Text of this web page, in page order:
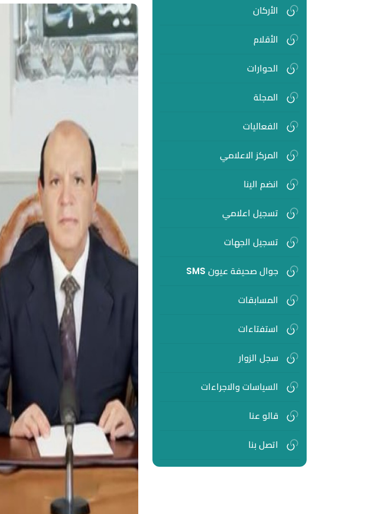
الأركان
الأقلام
الحوارات
المجلة
الفعاليات
المركز الاعلامي
انضم الينا
تسجيل اعلامي
تسجيل الجهات
جوال صحيفة عيون SMS
المسابقات
استفتاءات
سجل الزوار
السياسات والاجراءات
قالو عنا
اتصل بنا